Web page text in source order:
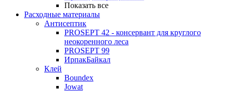
Показать все
Расходные материалы
Антисептик
PROSEPT 42 - консервант для круглого
неокоренного леса
PROSEPT 99
ИрпакБайкал
Клей
Boundex
Jowat